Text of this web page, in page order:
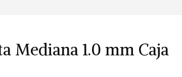
Mediana 1.0 mm Caja